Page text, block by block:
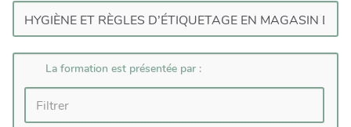
La formation est présentée par :